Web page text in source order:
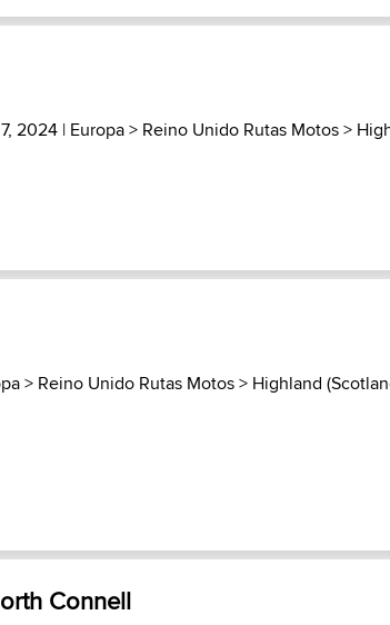
2024 | Europa> Reino Unido Rutas Motos>
> Reino Unido Rutas Motos> Highland
Connell